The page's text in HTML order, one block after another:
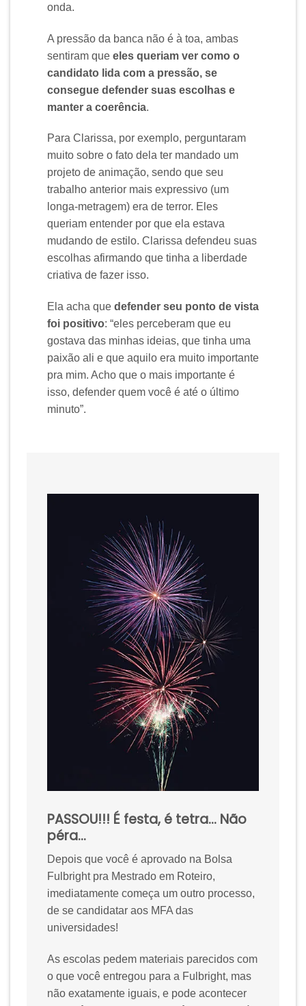
onda.
A pressão da banca não é à toa, ambas
sentiram que eles queriam ver como o
candidato lida com a pressão, se
consegue defender suas escolhas e
manter a coerência.
Para Clarissa, por exemplo, perguntaram
muito sobre o fato dela ter mandado um
projeto de animação, sendo que seu
trabalho anterior mais expressivo (um
longa-metragem) era de terror. Eles
queriam entender por que ela estava
mudando de estilo. Clarissa defendeu suas
escolhas afirmando que tinha a liberdade
criativa de fazer isso.
Ela acha que defender seu ponto de vista
foi positivo: “eles perceberam que eu
gostava das minhas ideias, que tinha uma
paixão ali e que aquilo era muito importante
pra mim. Acho que o mais importante é
isso, defender quem você é até o último
minuto”.
PASSOU!!! É festa, é tetra… Não
péra…
Depois que você é aprovado na Bolsa
Fulbright pra Mestrado em Roteiro,
imediatamente começa um outro processo,
de se candidatar aos MFA das
universidades!
As escolas pedem materiais parecidos com
o que você entregou para a Fulbright, mas
não exatamente iguais, e pode acontecer